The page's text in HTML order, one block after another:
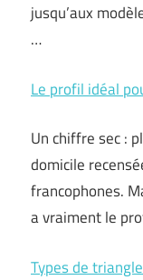
jusqu’aux
…
Le profil idéal
Un chiffre sec :
domicile
francophones.
a vraiment le
Types de